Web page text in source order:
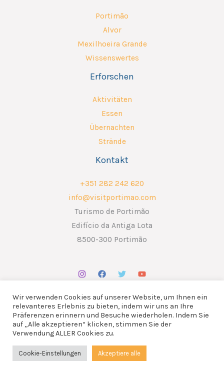
Portimão
Alvor
Mexilhoeira Grande
Wissenswertes
Erforschen
Aktivitäten
Essen
Übernachten
Strände
Kontakt
+351 282 242 620
info@visitportimao.com
Turismo de Portimão
Edifício da Antiga Lota
8500-300 Portimão
Copyright © 2026 ATP - Associação Turismo de Portimão.
Design porLiderlink
Wir verwenden Cookies auf unserer Website, um Ihnen ein
relevanteres Erlebnis zu bieten, indem wir uns an Ihre
Präferenzen erinnern und Besuche wiederholen. Indem Sie
auf „Alle akzeptieren“ klicken, stimmen Sie der
Verwendung ALLER Cookies zu.
Cookie-Einstellungen Akzeptiere alle